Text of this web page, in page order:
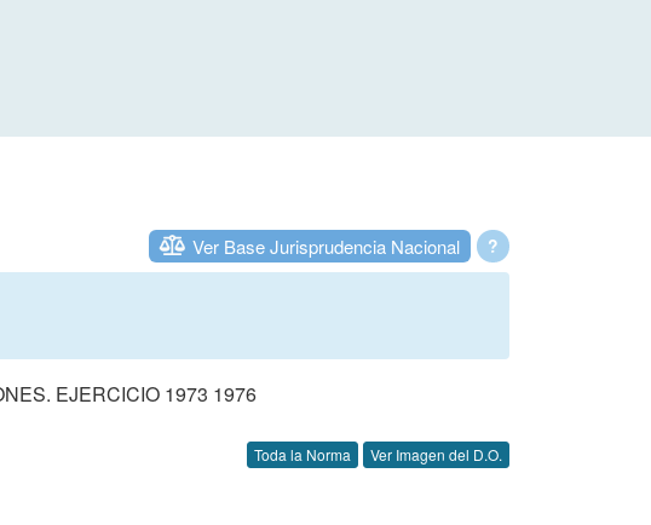
?
Ver Base Jurisprudencia Nacional
EJERCICIO 1973 1976
Toda la Norma Ver Imagen del D.O.